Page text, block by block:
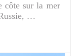
côte sur la mer
…